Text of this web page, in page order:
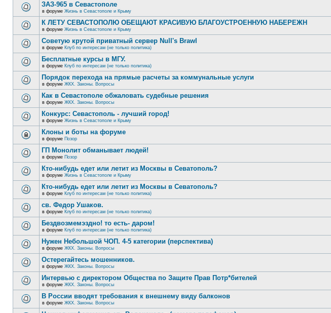
ЗАЗ-965 в Севастополе
в форуме Жизнь в Севастополе и Крыму
К ЛЕТУ СЕВАСТОПОЛЮ ОБЕЩАЮТ КРАСИВУЮ БЛАГОУСТРОЕННУЮ НАБЕРЕЖН
в форуме Жизнь в Севастополе и Крыму
Советую крутой приватный сервер Null's Brawl
в форуме Клуб по интересам (не только политика)
Бесплатные курсы в МГУ.
в форуме Клуб по интересам (не только политика)
Порядок перехода на прямые расчеты за коммунальные услуги
в форуме ЖКХ. Законы. Вопросы
Как в Севастополе обжаловать судебные решения
в форуме ЖКХ. Законы. Вопросы
Конкурс: Севастополь - лучший город!
в форуме Жизнь в Севастополе и Крыму
Клоны и боты на форуме
в форуме Позор
ГП Монолит обманывает людей!
в форуме Позор
Кто-нибудь едет или летит из Москвы в Севатополь?
в форуме Жизнь в Севастополе и Крыму
Кто-нибудь едет или летит из Москвы в Севатополь?
в форуме Клуб по интересам (не только политика)
св. Федор Ушаков.
в форуме Клуб по интересам (не только политика)
Бездвозмемэздно! то есть- даром!
в форуме Клуб по интересам (не только политика)
Нужен Небольшой ЧОП. 4-5 категории (перспектива)
в форуме ЖКХ. Законы. Вопросы
Остерегайтесь мошенников.
в форуме ЖКХ. Законы. Вопросы
Интервью с директором Общества по Защите Прав Потр*бителей
в форуме ЖКХ. Законы. Вопросы
В России вводят требования к внешнему виду балконов
в форуме ЖКХ. Законы. Вопросы